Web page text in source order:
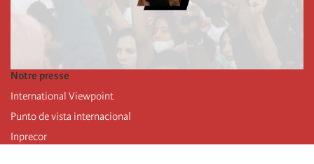
Notre presse
International Viewpoint
Punto de vista internacional
Inprecor